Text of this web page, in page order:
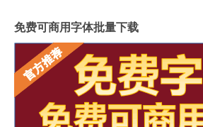
免费可商用字体批量下载